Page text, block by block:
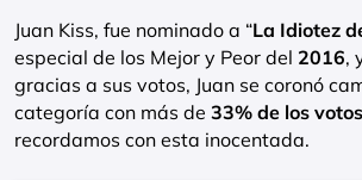
Juan Kiss, fue nominado a “La Idiotez
especial de los Mejor y Peor del 2016,
gracias a sus votos, Juan se coronó
categoría con más de 33% de los votos
recordamos con esta inocentada.